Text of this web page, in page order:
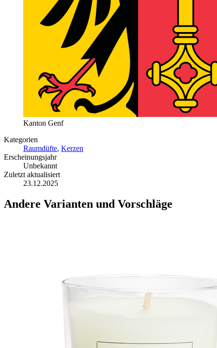
Kanton Genf
Kategorien
Raumdüfte, Kerzen
Erscheinungsjahr
Unbekannt
Zuletzt aktualisiert
23.12.2025
Andere Varianten und Vorschläge